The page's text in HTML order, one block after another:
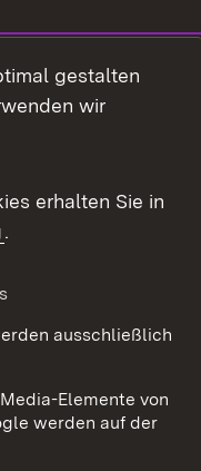
gestalten
wir
erhalten Sie in
.
ausschließlich
Elemente von
werden auf der